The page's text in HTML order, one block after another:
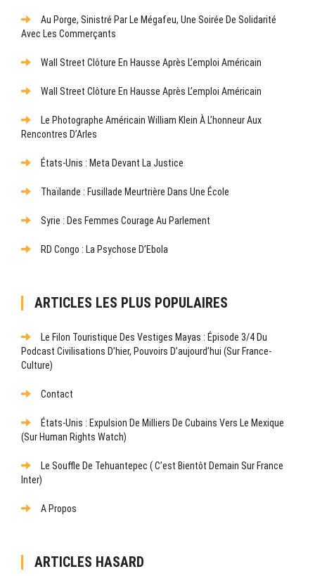
Au Porge, Sinistré Par Le Mégafeu, Une Soirée De Solidarité
Avec Les Commerçants
Wall Street Clôture En Hausse Après L’emploi Américain
Wall Street Clôture En Hausse Après L’emploi Américain
Le Photographe Américain William Klein À L’honneur Aux
Rencontres D’Arles
États-Unis : Meta Devant La Justice
Thaïlande : Fusillade Meurtrière Dans Une École
Syrie : Des Femmes Courage Au Parlement
RD Congo : La Psychose D’Ebola
ARTICLES LES PLUS POPULAIRES
Le Filon Touristique Des Vestiges Mayas : Épisode 3/4 Du
Podcast Civilisations D’hier, Pouvoirs D’aujourd’hui (sur France-
Culture)
Contact
États-Unis : Expulsion De Milliers De Cubains Vers Le Mexique
(sur Human Rights Watch)
Le Souffle De Tehuantepec ( C’est Bientôt Demain Sur France
Inter)
A Propos
ARTICLES HASARD